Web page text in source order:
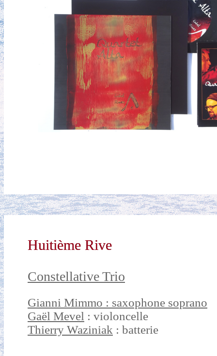
Huitième Rive
Constellative Trio
Gianni Mimmo : saxophone soprano
Gaël Mevel : violoncelle
Thierry Waziniak : batterie